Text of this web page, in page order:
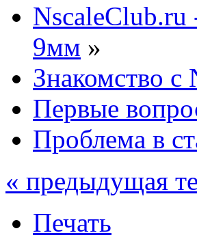
9мм »
Знакомство с
Первые
Проблема в
« предыдущая
Печать